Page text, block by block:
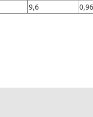
9,6